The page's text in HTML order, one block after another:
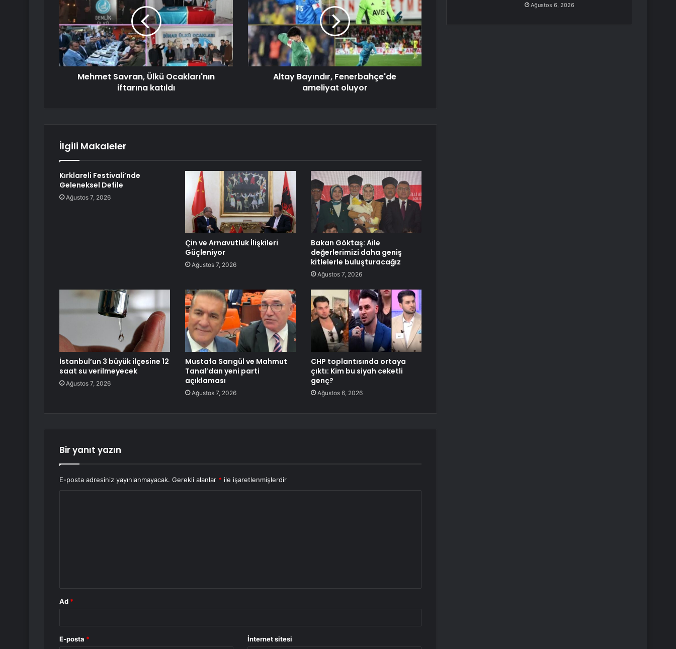
Mehmet Savran, Ülkü Ocakları'nın
iftarına katıldı
Altay Bayındır, Fenerbahçe'de
ameliyat oluyor
İlgili Makaleler
Kırklareli Festivali’nde
Geleneksel Defile
Ağustos 7, 2026
Çin ve Arnavutluk İlişkileri
Güçleniyor
Ağustos 7, 2026
Bakan Göktaş: Aile
değerlerimizi daha geniş
kitlelerle buluşturacağız
Ağustos 7, 2026
İstanbul’un 3 büyük ilçesine 12
saat su verilmeyecek
Ağustos 7, 2026
Mustafa Sarıgül ve Mahmut
Tanal’dan yeni parti
açıklaması
Ağustos 7, 2026
CHP toplantısında ortaya
çıktı: Kim bu siyah ceketli
genç?
Ağustos 6, 2026
Bir yanıt yazın
E-posta adresiniz yayınlanmayacak. Gerekli alanlar * ile işaretlenmişlerdir
Ad *
E-posta * İnternet sitesi
Ağustos 6, 2026